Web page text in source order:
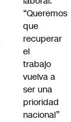
“Queremos
que
recuperar
el
trabajo
vuelva a
ser una
prioridad
nacional”